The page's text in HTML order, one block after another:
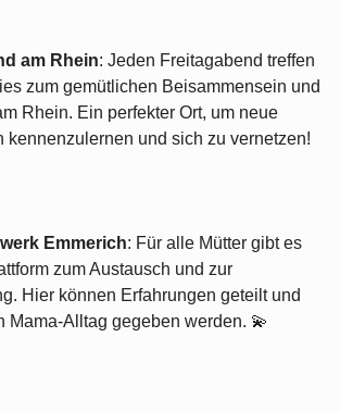
am Rhein: Jeden Freitagabend treffen
zum gemütlichen Beisammensein und
Rhein. Ein perfekter Ort, um neue
kennenzulernen und sich zu vernetzen!
Emmerich: Für alle Mütter gibt es
zum Austausch und zur
Hier können Erfahrungen geteilt und
Mama-Alltag gegeben werden. 💫